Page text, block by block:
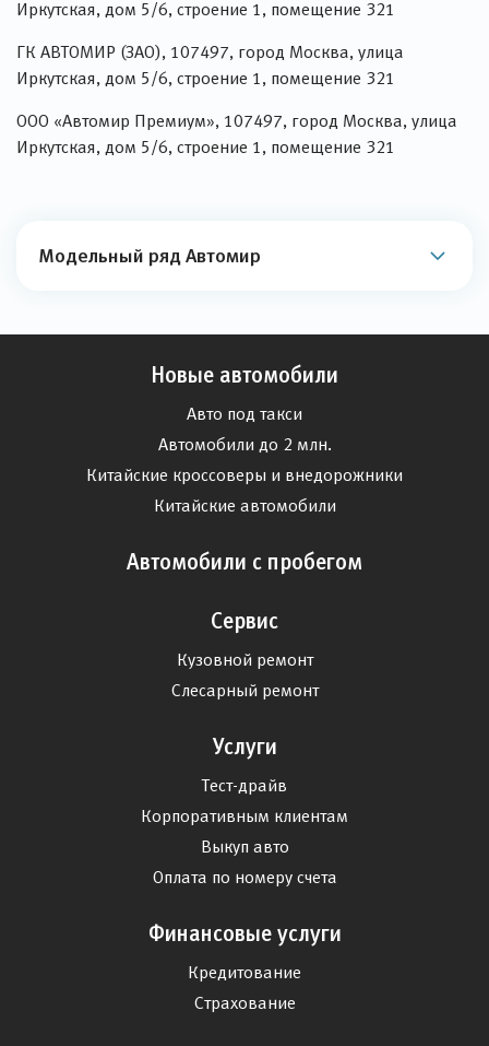
Иркутская, дом 5/6, строение 1, помещение 321
ГК АВТОМИР (ЗАО), 107497, город Москва, улица
Иркутская, дом 5/6, строение 1, помещение 321
ООО «Автомир Премиум», 107497, город Москва, улица
Иркутская, дом 5/6, строение 1, помещение 321
Модельный ряд Автомир
Новые автомобили
Авто под такси
Автомобили до 2 млн.
Китайские кроссоверы и внедорожники
Китайские автомобили
Автомобили с пробегом
Сервис
Кузовной ремонт
Слесарный ремонт
Услуги
Тест-драйв
Корпоративным клиентам
Выкуп авто
Оплата по номеру счета
Финансовые услуги
Кредитование
Страхование